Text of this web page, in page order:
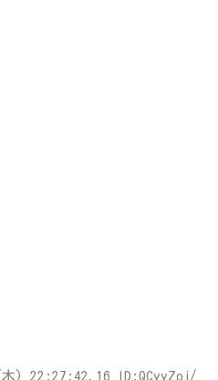
) 22:27:42.16 ID:QCyyZoj/